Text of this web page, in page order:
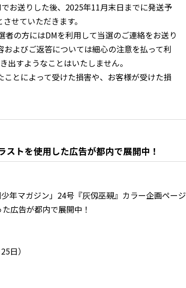
お送りした後、 2025年11月末日 までに発送予
せていただきます。
の方にはDMを利用して当選のご連絡をお送り
よびご返答については細心の注意を払って利
出すようなことはいたしません。
とによって受けた損害や、お客様が受けた損
トを使用した広告が都内で展開中！
年マガジン」24号『灰仭巫覡』カラー企画ページ
広告が都内で展開中！
日）